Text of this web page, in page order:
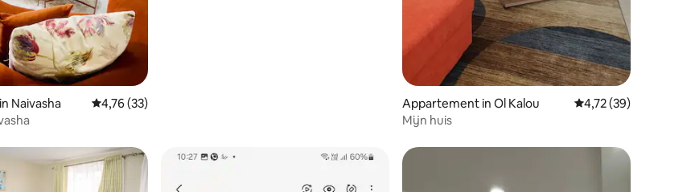
van 5 uit 5, 4 recensies
Naivasha Gemiddelde beoordeling van 4,76 uit 5, 33 recensies
4,76 (33)
Appartement in Ol Kalou Gemiddelde
4,72 (39)
Mijn huis